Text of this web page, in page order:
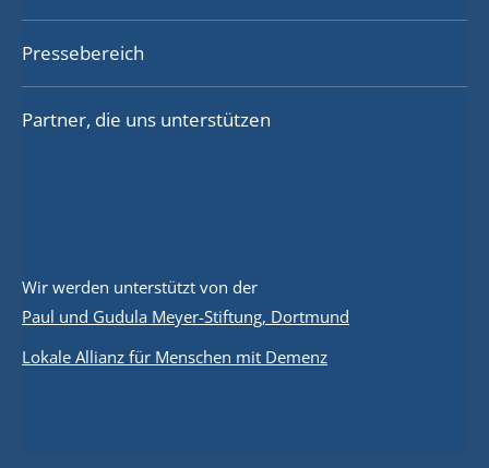
Pressebereich
Partner, die uns unterstützen
Wir werden unterstützt von der
Paul und Gudula Meyer-Stiftung, Dortmund
Lokale Allianz für Menschen mit Demenz